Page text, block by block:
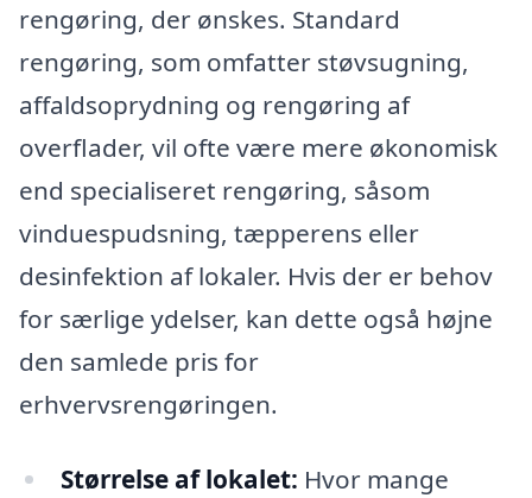
rengøring, der ønskes. Standard
rengøring, som omfatter støvsugning,
affaldsoprydning og rengøring af
overflader, vil ofte være mere økonomisk
end specialiseret rengøring, såsom
vinduespudsning, tæpperens eller
desinfektion af lokaler. Hvis der er behov
for særlige ydelser, kan dette også højne
den samlede pris for
erhvervsrengøringen.
Størrelse af lokalet: Hvor mange